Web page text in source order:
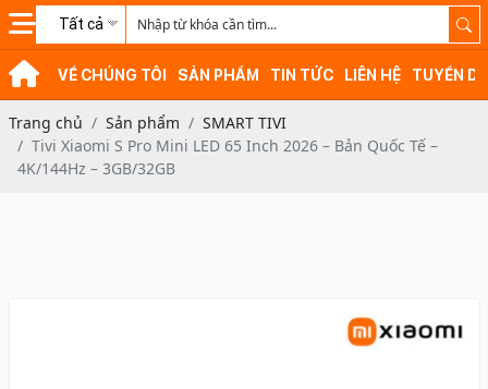
Tất cả
VỀ CHÚNG TÔI SẢN PHẨM TIN TỨC LIÊN HỆ TUYỂN
Trang chủ Sản phẩm
SMART TIVI
Tivi Xiaomi S Pro Mini LED 65 Inch 2026 – Bản Quốc Tế –
4K/144Hz – 3GB/32GB